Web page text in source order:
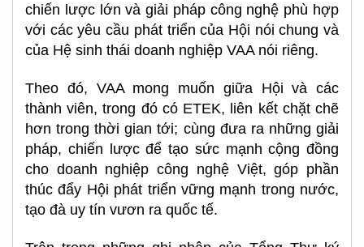
chiến lược lớn và giải pháp công nghệ phù hợp
với các yêu cầu phát triển của Hội nói chung và
của Hệ sinh thái doanh nghiệp VAA nói riêng.
Theo đó, VAA mong muốn giữa Hội và các
thành viên, trong đó có ETEK, liên kết chặt chẽ
hơn trong thời gian tới; cùng đưa ra những giải
pháp, chiến lược để tạo sức mạnh cộng đồng
cho doanh nghiệp công nghệ Việt, góp phần
thúc đẩy Hội phát triển vững mạnh trong nước,
tạo đà uy tín vươn ra quốc tế.